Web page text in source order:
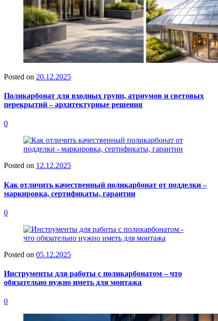
Posted on 20.12.2025
Поликарбонат для входных групп, атриумов и световых
перекрытий – архитектурные решения
0
Posted on 12.12.2025
Как отличить качественный поликарбонат от подделки –
маркировка, сертификаты, гарантии
0
Posted on 05.12.2025
Инструменты для работы с поликарбонатом – что
обязательно нужно иметь для монтажа
0